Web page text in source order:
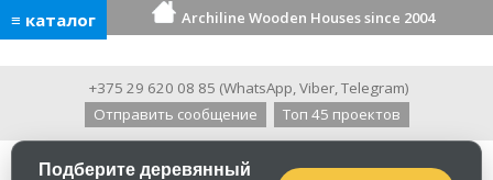
≡ каталог Archiline Wooden Houses since 2004
+375 29 620 08 85 (WhatsApp,Viber,Telegram)
Отправить сообщение
Топ 45 проектов
Подберите деревянный